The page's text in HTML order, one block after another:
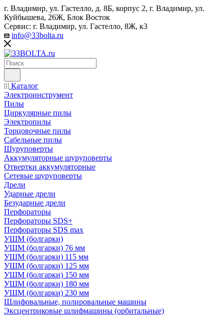
г. Владимир, ул. Гастелло, д. 8Б, корпус 2, г. Владимир, ул. ​
Куйбышева, 26Ж, Блок Восток
Сервис: г. Владимир, ул. Гастелло, 8Ж, к3
info@33bolta.ru
Каталог
Электроинструмент
Пилы
Циркулярные пилы
Электропилы
Торцовочные пилы
Сабельные пилы
Шуруповерты
Аккумуляторные шуруповерты
Отвертки аккумуляторные
Сетевые шуруповерты
Дрели
Ударные дрели
Безударные дрели
Перфораторы
Перфораторы SDS+
Перфораторы SDS max
УШМ (болгарки)
УШМ (болгарки) 76 мм
УШМ (болгарки) 115 мм
УШМ (болгарки) 125 мм
УШМ (болгарки) 150 мм
УШМ (болгарки) 180 мм
УШМ (болгарки) 230 мм
Шлифовальные, полировальные машины
Эксцентриковые шлифмашины (орбитальные)